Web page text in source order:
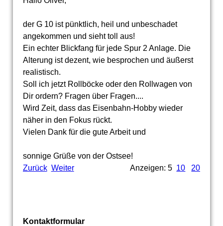
der G 10 ist pünktlich, heil und unbeschadet
angekommen und sieht toll aus!
Ein echter Blickfang für jede Spur 2 Anlage. Die
Alterung ist dezent, wie besprochen und äußerst
realistisch.
Soll ich jetzt Rollböcke oder den Rollwagen von
Dir ordern? Fragen über Fragen....
Wird Zeit, dass das Eisenbahn-Hobby wieder
näher in den Fokus rückt.
Vielen Dank für die gute Arbeit und
sonnige Grüße von der Ostsee!
Zurück Weiter Anzeigen: 5 10 20
Kontaktformular